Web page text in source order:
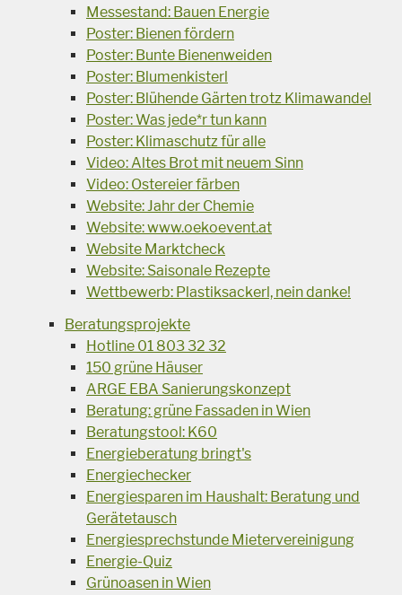
Messestand: Bauen Energie
Poster: Bienen fördern
Poster: Bunte Bienenweiden
Poster: Blumenkisterl
Poster: Blühende Gärten trotz Klimawandel
Poster: Was jede*r tun kann
Poster: Klimaschutz für alle
Video: Altes Brot mit neuem Sinn
Video: Ostereier färben
Website: Jahr der Chemie
Website: www.oekoevent.at
Website Marktcheck
Website: Saisonale Rezepte
Wettbewerb: Plastiksackerl, nein danke!
Beratungsprojekte
Hotline 01 803 32 32
150 grüne Häuser
ARGE EBA Sanierungskonzept
Beratung: grüne Fassaden in Wien
Beratungstool: K60
Energieberatung bringt's
Energiechecker
Energiesparen im Haushalt: Beratung und
Gerätetausch
Energiesprechstunde Mietervereinigung
Energie-Quiz
Grünoasen in Wien